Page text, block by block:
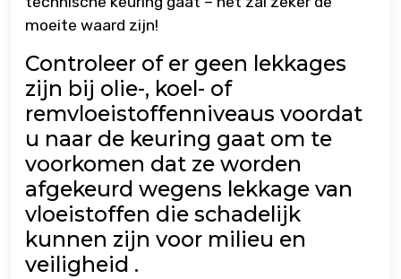
moeite waard zijn!
Controleer of er geen lekkages
zijn bij olie-, koel- of
remvloeistoffenniveaus voordat
u naar de keuring gaat om te
voorkomen dat ze worden
afgekeurd wegens lekkage van
vloeistoffen die schadelijk
kunnen zijn voor milieu en
veiligheid .